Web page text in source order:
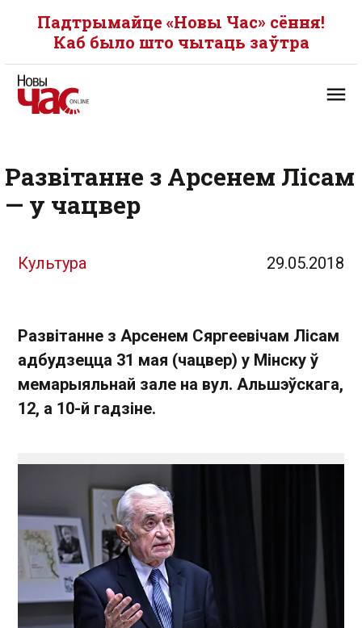
Падтрымайце «Новы Час» сёння!
Каб было што чытаць заўтра
Развітанне з Арсенем Лісам
— у чацвер
Культура 29.05.2018
Развітанне з Арсенем Сяргеевічам Лісам
адбудзецца 31 мая (чацвер) у Мінску ў
мемарыяльнай зале на вул. Альшэўскага,
12, а 10-й гадзіне.